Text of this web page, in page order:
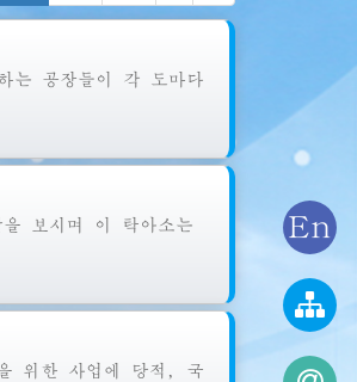
En
는 공장들이 각 도마다
을 보시며 이 탁아소는
위한 사업에 당적, 국